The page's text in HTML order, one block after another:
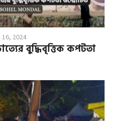
16, 2024
বুদ্ধিবৃত্তিক কপটতা